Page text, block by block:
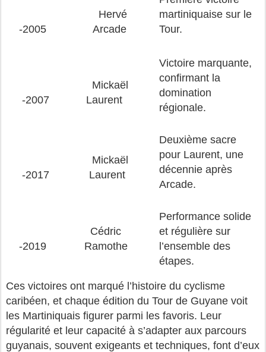
-2005
Hervé
Arcade
martiniquaise sur le
Tour.
-2007
Mickaël
Laurent
Victoire marquante,
confirmant la
domination
régionale.
-2017
Mickaël
Laurent
Deuxième sacre
pour Laurent, une
décennie après
Arcade.
-2019
Cédric
Ramothe
Performance solide
et régulière sur
l’ensemble des
étapes.
Ces victoires ont marqué l’histoire du cyclisme
caribéen, et chaque édition du Tour de Guyane voit
les Martiniquais figurer parmi les favoris. Leur
régularité et leur capacité à s’adapter aux parcours
guyanais, souvent exigeants et techniques, font d’eux